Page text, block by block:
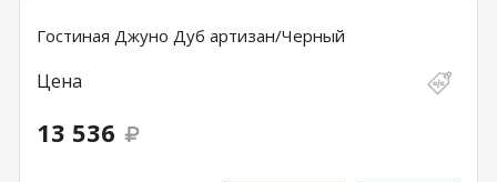
Гостиная Джуно Дуб артизан/Черный
Цена
13 536